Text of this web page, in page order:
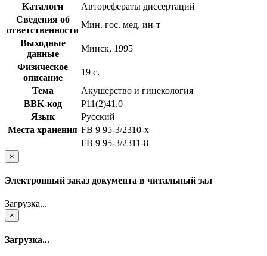
Каталоги
Авторефераты диссертаций
Сведения об
ответственности
Мин. гос. мед. ин-т
Выходные
данные
Минск, 1995
Физическое
описание
19 с.
Тема
Акушерство и гинекология
BBK-код
Р11(2)41,0
Язык
Русский
Места хранения FB 9 95-3/2310-x
FB 9 95-3/2311-8
×
Электронный заказ документа в читальный зал
Загрузка...
×
Загрузка...